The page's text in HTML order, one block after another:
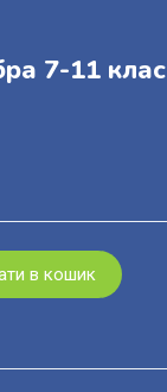
7-11 клас
в кошик